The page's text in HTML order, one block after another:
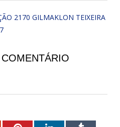
2170 GILMAKLON TEIXEIRA